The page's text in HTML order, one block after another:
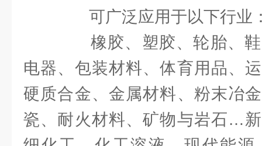
可广泛应用于以下行业
橡胶、塑胶、轮胎、鞋
电器、包装材料、体育用品、
硬质合金、金属材料、粉末冶
瓷、耐火材料、矿物与岩石…